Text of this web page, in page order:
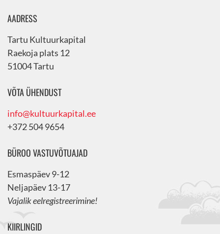
AADRESS
Tartu Kultuurkapital
Raekoja plats 12
51004 Tartu
VÕTA ÜHENDUST
info@kultuurkapital.ee
+372 504 9654
BÜROO VASTUVÕTUAJAD
Esmaspäev 9-12
Neljapäev 13-17
Vajalik eelregistreerimine!
KIIRLINGID